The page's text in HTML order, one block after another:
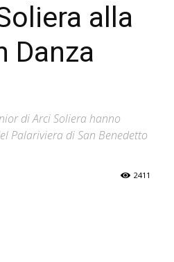
alla
Danza
di Arci Soliera hanno
Palariviera di San Benedetto
2411